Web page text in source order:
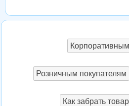
Розничным покупателям
Как забрать товар